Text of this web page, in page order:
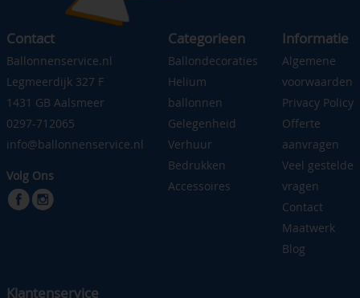
Contact
Ballonnenservice.nl
Legmeerdijk 327 F
1431 GB Aalsmeer
0297-712065
info@ballonnenservice.nl
Volg Ons
Categorieen
Ballondecoraties
Helium
ballonnen
Gelegenheid
Verhuur
Bedrukken
Accessoires
Informatie
Algemene
voorwaarden
Privacy Policy
Offerte
aanvragen
Veel gestelde
vragen
Contact
Maatwerk
Blog
Klantenservice